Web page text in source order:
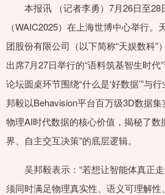
本报讯 （记者李勇）7月26日至28
（WAIC2025）在上海世博中心举行
团股份有限公司（以下简称“天娱数科”
出席7月27日举行的“语料筑基智生时代
论坛圆桌环节围绕“什么是‘好数据’”与
邦毅以Behavision平台百万级3D数据
物理AI时代数据的核心价值，揭秘了数
界、自主交互决策”的底层逻辑。
吴邦毅表示：“若想让智能体真正走
须同时满足物理真实性、语义可理解